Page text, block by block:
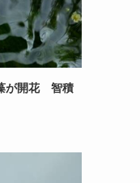
が開花 智積